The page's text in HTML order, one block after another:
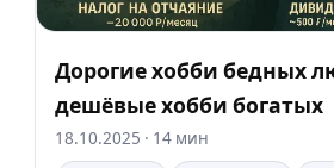
Дорогие хобби бедных
дешёвые хобби богатых
18.10.2025 · 14 мин